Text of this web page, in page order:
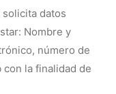
solicita datos
Nombre y
número de
la finalidad de